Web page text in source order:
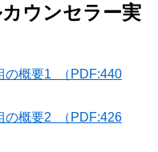
ウンセラー実
の概要1 （PDF:440
の概要2 （PDF:426